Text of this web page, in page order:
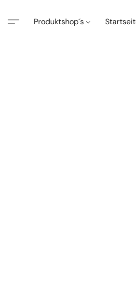
Produktshop´s